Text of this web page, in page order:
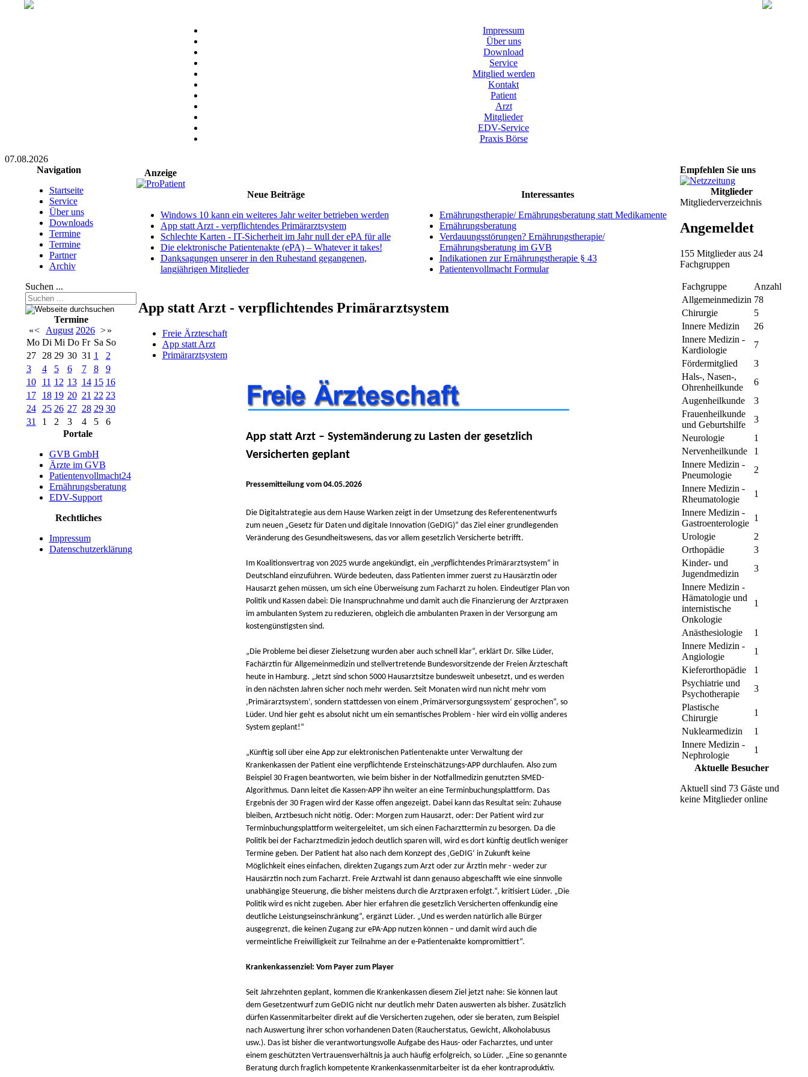
Impressum
Über uns
Download
Service
Mitglied werden
Kontakt
Patient
Arzt
Mitglieder
EDV-Service
Praxis Börse
07.08.2026
Navigation
Startseite
Service
Über uns
Downloads
Termine
Termine
Partner
Archiv
Suchen ...
Termine
«< August 2026 >»
Mo Di Mi Do Fr Sa So
27
28 29 30 31 1
2
3
4 5 6 7 8
9
10
11 12 13 14 15 16
17
18 19 20 21 22 23
24
25 26 27 28 29 30
31
1 2 3 4 5
6
Portale
GVB GmbH
Ärzte im GVB
Patientenvollmacht24
Ernährungsberatung
EDV-Support
Rechtliches
Impressum
Datenschutzerklärung
Anzeige
Neue Beiträge
Windows 10 kann ein weiteres Jahr weiter betrieben werden
App statt Arzt - verpflichtendes Primärarztsystem
Schlechte Karten - IT-Sicherheit im Jahr null der ePA für alle
Die elektronische Patientenakte (ePA) – Whatever it takes!
Danksagungen unserer in den Ruhestand gegangenen,
langjährigen Mitglieder
Interessantes
Ernährungstherapie/ Ernährungsberatung statt Medikamente
Ernährungsberatung
Verdauungsstörungen? Ernährungstherapie/
Ernährungsberatung im GVB
Indikationen zur Ernährungstherapie § 43
Patientenvollmacht Formular
App statt Arzt - verpflichtendes Primärarztsystem
Freie Ärzteschaft
App statt Arzt
Primärarztsystem
App statt Arzt – Systemänderung zu Lasten der gesetzlich
Versicherten geplant
Pressemitteilung vom 04.05.2026
Die Digitalstrategie aus dem Hause Warken zeigt in der Umsetzung des Referentenentwurfs
zum neuen „Gesetz für Daten und digitale Innovation (GeDIG)“ das Ziel einer grundlegenden
Veränderung des Gesundheitswesens, das vor allem gesetzlich Versicherte betrifft.
Im Koalitionsvertrag von 2025 wurde angekündigt, ein „verpflichtendes Primärarztsystem“ in
Deutschland einzuführen. Würde bedeuten, dass Patienten immer zuerst zu Hausärztin oder
Hausarzt gehen müssen, um sich eine Überweisung zum Facharzt zu holen. Eindeutiger Plan von
Politik und Kassen dabei: Die Inanspruchnahme und damit auch die Finanzierung der Arztpraxen
im ambulanten System zu reduzieren, obgleich die ambulanten Praxen in der Versorgung am
kostengünstigsten sind.
„Die Probleme bei dieser Zielsetzung wurden aber auch schnell klar“, erklärt Dr. Silke Lüder,
Fachärztin für Allgemeinmedizin und stellvertretende Bundesvorsitzende der Freien Ärzteschaft
heute in Hamburg. „Jetzt sind schon 5000 Hausarztsitze bundesweit unbesetzt, und es werden
in den nächsten Jahren sicher noch mehr werden. Seit Monaten wird nun nicht mehr vom
‚Primärarztsystem‘, sondern stattdessen von einem ‚Primärversorgungssystem‘ gesprochen“, so
Lüder. Und hier geht es absolut nicht um ein semantisches Problem - hier wird ein völlig anderes
System geplant!“
„Künftig soll über eine App zur elektronischen Patientenakte unter Verwaltung der
Krankenkassen der Patient eine verpflichtende Ersteinschätzungs-APP durchlaufen. Also zum
Beispiel 30 Fragen beantworten, wie beim bisher in der Notfallmedizin genutzten SMED-
Algorithmus. Dann leitet die Kassen-APP ihn weiter an eine Terminbuchungsplattform. Das
Ergebnis der 30 Fragen wird der Kasse offen angezeigt. Dabei kann das Resultat sein: Zuhause
bleiben, Arztbesuch nicht nötig. Oder: Morgen zum Hausarzt, oder: Der Patient wird zur
Terminbuchungsplattform weitergeleitet, um sich einen Facharzttermin zu besorgen. Da die
Politik bei der Facharztmedizin jedoch deutlich sparen will, wird es dort künftig deutlich weniger
Termine geben. Der Patient hat also nach dem Konzept des ‚GeDIG‘ in Zukunft keine
Möglichkeit eines einfachen, direkten Zugangs zum Arzt oder zur Ärztin mehr - weder zur
Hausärztin noch zum Facharzt. Freie Arztwahl ist dann genauso abgeschafft wie eine sinnvolle
unabhängige Steuerung, die bisher meistens durch die Arztpraxen erfolgt.“, kritisiert Lüder. „Die
Politik wird es nicht zugeben. Aber hier erfahren die gesetzlich Versicherten offenkundig eine
deutliche Leistungseinschränkung“, ergänzt Lüder. „Und es werden natürlich alle Bürger
ausgegrenzt, die keinen Zugang zur ePA-App nutzen können – und damit wird auch die
vermeintliche Freiwilligkeit zur Teilnahme an der e-Patientenakte kompromittiert“.
Krankenkassenziel: Vom Payer zum Player
Seit Jahrzehnten geplant, kommen die Krankenkassen diesem Ziel jetzt nahe: Sie können laut
dem Gesetzentwurf zum GeDIG nicht nur deutlich mehr Daten auswerten als bisher. Zusätzlich
dürfen Kassenmitarbeiter direkt auf die Versicherten zugehen, oder sie beraten, zum Beispiel
nach Auswertung ihrer schon vorhandenen Daten (Raucherstatus, Gewicht, Alkoholabusus
usw.). Das ist bisher die verantwortungsvolle Aufgabe des Haus- oder Facharztes, und unter
einem geschützten Vertrauensverhältnis ja auch häufig erfolgreich, so Lüder. „Eine so genannte
Beratung durch fraglich kompetente Krankenkassenmitarbeiter ist da eher kontraproduktiv.
Empfehlen Sie uns
Mitglieder
Mitgliederverzeichnis
Angemeldet
155 Mitglieder aus 24
Fachgruppen
Fachgruppe
Anzahl
Allgemeinmedizin 78
Chirurgie
5
Innere Medizin
26
Innere Medizin -
Kardiologie
7
Fördermitglied
3
Hals-, Nasen-,
Ohrenheilkunde
6
Augenheilkunde
3
Frauenheilkunde
und Geburtshilfe
3
Neurologie
1
Nervenheilkunde
1
Innere Medizin -
Pneumologie
2
Innere Medizin -
Rheumatologie
1
Innere Medizin -
Gastroenterologie
1
Urologie
2
Orthopädie
3
Kinder- und
Jugendmedizin
3
Innere Medizin -
Hämatologie und
internistische
Onkologie
1
Anästhesiologie
1
Innere Medizin -
Angiologie
1
Kieferorthopädie
1
Psychiatrie und
Psychotherapie
3
Plastische
Chirurgie
1
Nuklearmedizin
1
Innere Medizin -
Nephrologie
1
Aktuelle Besucher
Aktuell sind 73 Gäste und
keine Mitglieder online